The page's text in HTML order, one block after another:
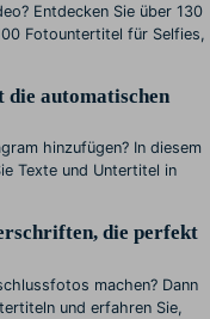
Entdecken Sie über 130
Fotountertitel für Selfies,
automatischen
hinzufügen? In diesem
Texte und Untertitel in
die perfekt
machen? Dann
und erfahren Sie,